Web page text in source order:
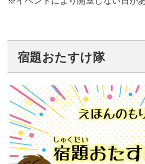
宿題おたすけ隊